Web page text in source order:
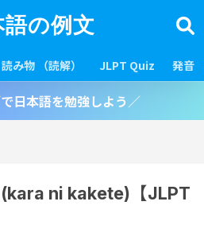
語の例文
読み物 （読解） JLPT Quiz 発音
日本語を勉強しよう／
ni kakete)【JLPT